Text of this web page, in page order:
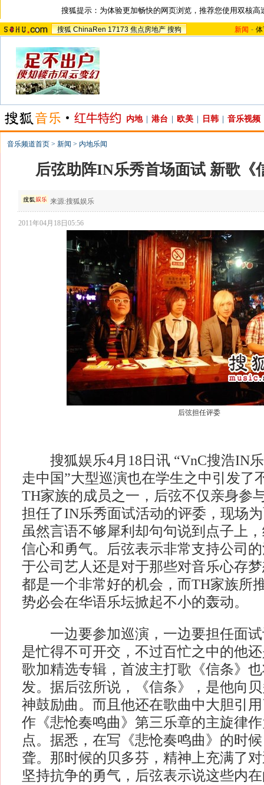
搜狐提示：为体验更加畅快的网页浏览，推荐您使用双核高
搜狐 ChinaRen 17173 焦点房地产 搜狗 新闻 -
内地 港台 欧美 日韩 音乐视频
音乐频道首页 > 新闻 > 内地乐闻
后弦助阵IN乐秀首场面试 新歌《
来源:搜狐娱乐
2011年04月18日05:56
后弦担任评委
搜狐娱乐4月18日讯 “VnC搜浩IN乐
走中国”大型巡演也在学生之中引发了
TH家族的成员之一，后弦不仅亲身参
担任了IN乐秀面试活动的评委，现场
虽然言语不够犀利却句句说到点子上
信心和勇气。后弦表示非常支持公司
于公司艺人还是对于那些对音乐心存
都是一个非常好的机会，而TH家族所
势必会在华语乐坛掀起不小的轰动。
一边要参加巡演，一边要担任面试
是忙得不可开交，不过百忙之中的他
歌加精选专辑，首波主打歌《信条》
发。据后弦所说，《信条》，是他向
神鼓励曲。而且他还在歌曲中大胆引
作《悲怆奏鸣曲》第三乐章的主旋律
点。据悉，在写《悲怆奏鸣曲》的时
聋。那时候的贝多芬，精神上充满了
坚持抗争的勇气，后弦表示说这些内